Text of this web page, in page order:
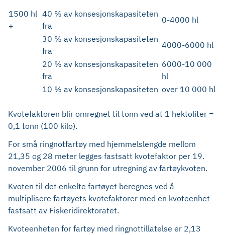
1500 hl
+
40 % av konsesjonskapasiteten
fra
0-4000 hl
30 % av konsesjonskapasiteten
fra
4000-6000 hl
20 % av konsesjonskapasiteten
fra
6000-10 000
hl
10 % av konsesjonskapasiteten over 10 000 hl
Kvotefaktoren blir omregnet til tonn ved at 1 hektoliter =
0,1 tonn (100 kilo).
For små ringnotfartøy med hjemmelslengde mellom
21,35 og 28 meter legges fastsatt kvotefaktor per 19.
november 2006 til grunn for utregning av fartøykvoten.
Kvoten til det enkelte fartøyet beregnes ved å
multiplisere fartøyets kvotefaktorer med en kvoteenhet
fastsatt av Fiskeridirektoratet.
Kvoteenheten for fartøy med ringnottillatelse er 2,13